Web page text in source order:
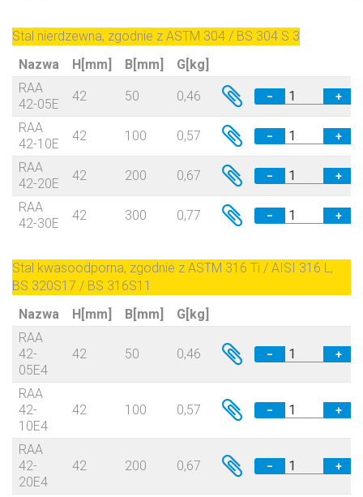
Stal nierdzewna, zgodnie z ASTM 304 / BS 304 S 3
Nazwa
H[mm] B[mm]
G[kg]
RAA
42-05E
42 50 0,46 − +
RAA
42-10E
42 100 0,57 − +
RAA
42-20E
42 200 0,67 − +
RAA
42-30E
42 300 0,77 − +
Stal kwasoodporna, zgodnie z ASTM 316 Ti / AISI 316 L,
BS 320S17 / BS 316S11
Nazwa
H[mm] B[mm]
G[kg]
RAA
42-
05E4
42 50 0,46 − +
RAA
42-
10E4
42 100 0,57 − +
RAA
42-
20E4
42 200 0,67 − +